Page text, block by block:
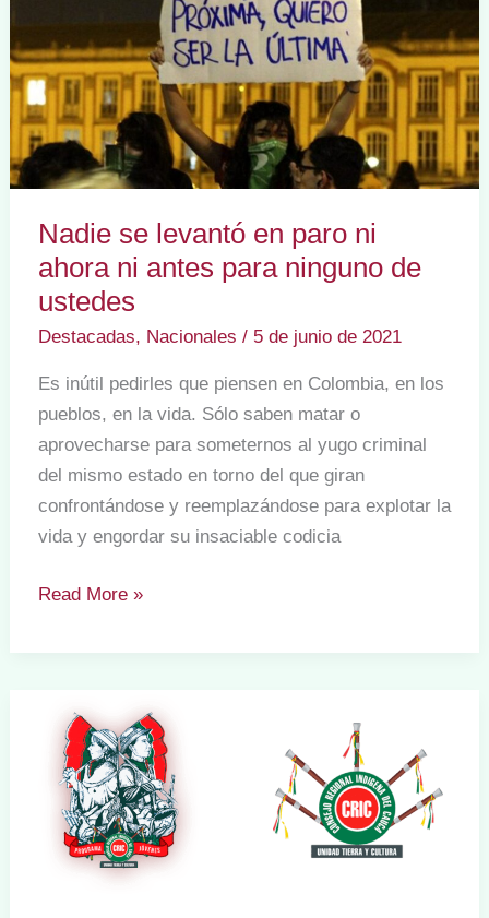
el
TEEM
Nadie se levantó en paro ni
ahora ni antes para ninguno de
ustedes
Destacadas, Nacionales / 5 de junio de 2021
Es inútil pedirles que piensen en Colombia, en los
pueblos, en la vida. Sólo saben matar o
aprovecharse para someternos al yugo criminal
del mismo estado en torno del que giran
confrontándose y reemplazándose para explotar la
vida y engordar su insaciable codicia
Nadie
levantó
paro
ahora
antes
para
Read More »